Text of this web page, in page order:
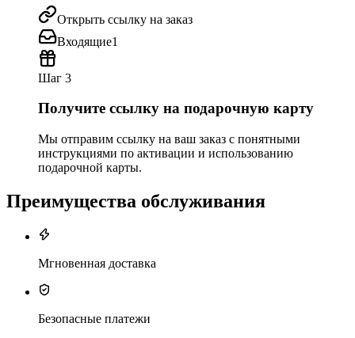
Открыть ссылку на заказ
Входящие1
Шаг 3
Получите ссылку на подарочную карту
Мы отправим ссылку на ваш заказ с понятными
инструкциями по активации и использованию
подарочной карты.
Преимущества обслуживания
Мгновенная доставка
Безопасные платежи